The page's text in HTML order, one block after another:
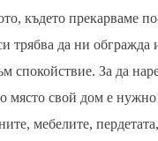
където прекарваме
трябва да ни обгражда
спокойствие. За да
място свой дом е нужно
мебелите, пердетата,